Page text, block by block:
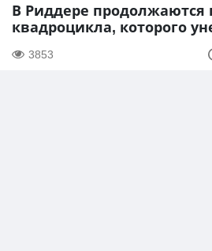
В Риддере продолжаются
квадроцикла, которого
3853